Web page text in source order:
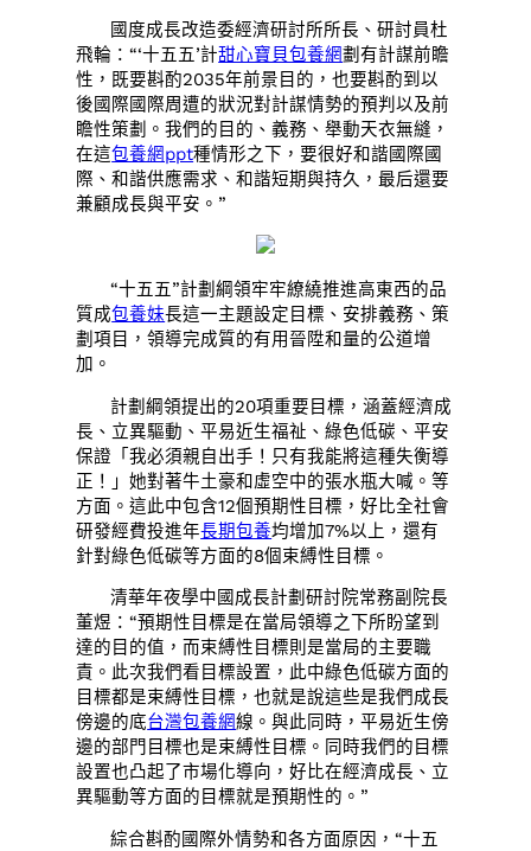
國度成長改造委經濟研討所所長、研討員杜
飛輪：“‘十五五’計甜心寶貝包養網劃有計謀前瞻
性，既要斟酌2035年前景目的，也要斟酌到以
後國際國際周遭的狀況對計謀情勢的預判以及前
瞻性策劃。我們的目的、義務、舉動天衣無縫，
在這包養網ppt種情形之下，要很好和諧國際國
際、和諧供應需求、和諧短期與持久，最后還要
兼顧成長與平安。”
“十五五”計劃綱領牢牢繚繞推進高東西的品
質成包養妹長這一主題設定目標、安排義務、策
劃項目，領導完成質的有用晉陞和量的公道增
加。
計劃綱領提出的20項重要目標，涵蓋經濟成
長、立異驅動、平易近生福祉、綠色低碳、平安
保證「我必須親自出手！只有我能將這種失衡導
正！」她對著牛土豪和虛空中的張水瓶大喊。等
方面。這此中包含12個預期性目標，好比全社會
研發經費投進年長期包養均增加7%以上，還有
針對綠色低碳等方面的8個束縛性目標。
清華年夜學中國成長計劃研討院常務副院長
董煜：“預期性目標是在當局領導之下所盼望到
達的目的值，而束縛性目標則是當局的主要職
責。此次我們看目標設置，此中綠色低碳方面的
目標都是束縛性目標，也就是說這些是我們成長
傍邊的底台灣包養網線。與此同時，平易近生傍
邊的部門目標也是束縛性目標。同時我們的目標
設置也凸起了市場化導向，好比在經濟成長、立
異驅動等方面的目標就是預期性的。”
綜合斟酌國際外情勢和各方面原因，“十五